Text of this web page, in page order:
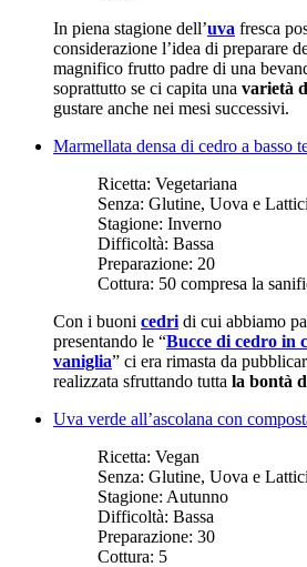
In piena stagione dell’uva fresca
considerazione l’idea di preparare
magnifico frutto padre di una
soprattutto se ci capita una varietà
gustare anche nei mesi successivi.
Marmellata densa di cedro a basso
Ricetta: Vegetariana
Senza: Glutine, Uova e
Stagione: Inverno
Difficoltà: Bassa
Preparazione: 20
Cottura: 50 compresa la
Con i buoni cedri di cui abbiamo
presentando le “Bucce di cedro in
vaniglia” ci era rimasta da
realizzata sfruttando tutta la bontà
Uva verde all’ascolana con
Ricetta: Vegan
Senza: Glutine, Uova e
Stagione: Autunno
Difficoltà: Bassa
Preparazione: 30
Cottura: 5